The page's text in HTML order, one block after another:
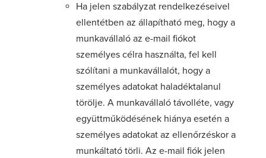
Ha jelen szabályzat rendelkezéseivel
ellentétben az állapítható meg, hogy a
munkavállaló az e-mail fiókot
személyes célra használta, fel kell
szólítani a munkavállalót, hogy a
személyes adatokat haladéktalanul
törölje. A munkavállaló távolléte, vagy
együttműködésének hiánya esetén a
személyes adatokat az ellenőrzéskor a
munkáltató törli. Az e-mail fiók jelen